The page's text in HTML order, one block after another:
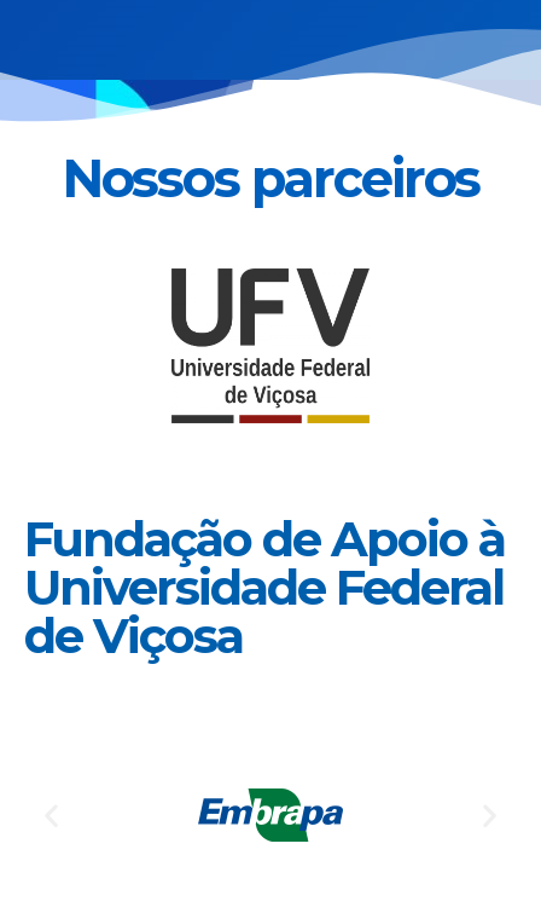
Nossos parceiros
Fundação de Apoio à
Universidade Federal
de Viçosa